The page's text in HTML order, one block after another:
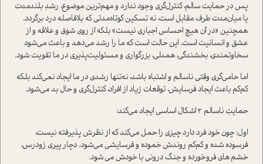
پس در حمایت سالم، کنترل‌گری وجود ندارد و مهم‌ترین موضوع، رشدِ بلندمدت
یا میان‌مدت طرف مقابل است، نه تسکین کوتاه‌مدتی که بلافاصله درد برگردد.
همچنین «در آن هیچ احساس اجباری نیست» بلکه از روی شوق و علاقه و از
عشق و انسانیت است. این حالت است که ما را رشد می‌دهد و باعث می‌شود
سخاوتمندی، بخشندگی، همدلی، بزرگواری و مسئولیت‌پذیری در ما تقویت شود.
اما حامی‌گری وقتی ناسالم و اشتباه باشد، نه‌تنها رشدی در ما ایجاد نمی‌کند بلکه
کم‌کم باعث ایجاد فرسایش، توقعات زیاد از افراد، کنترل‌گری و حال بد می‌شود.
حمایتِ ناسالم 2 اشکال اساسی ایجاد می‌کند:
اول: چون خود فرد دارد چیزی را حمل می‌کند که از نظرش پذیرفته نیست،
فرسوده شده و کم‌کم روندش خموده و فرسایشی می‌شود. دچار پیری زودرس،
خشم های فروخورده و جنگ درونی با خودش می شود.